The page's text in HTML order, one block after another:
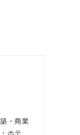
・商業
ホテ